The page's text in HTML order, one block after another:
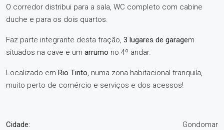
O corredor distribui para a sala, WC completo com cabine
duche e para os dois quartos.
Faz parte integrante desta fração, 3 lugares de garagem
situados na cave e um arrumo no 4º andar.
Localizado em Rio Tinto, numa zona habitacional tranquila,
muito perto de comércio e serviços e dos acessos!
Cidade: Gondomar